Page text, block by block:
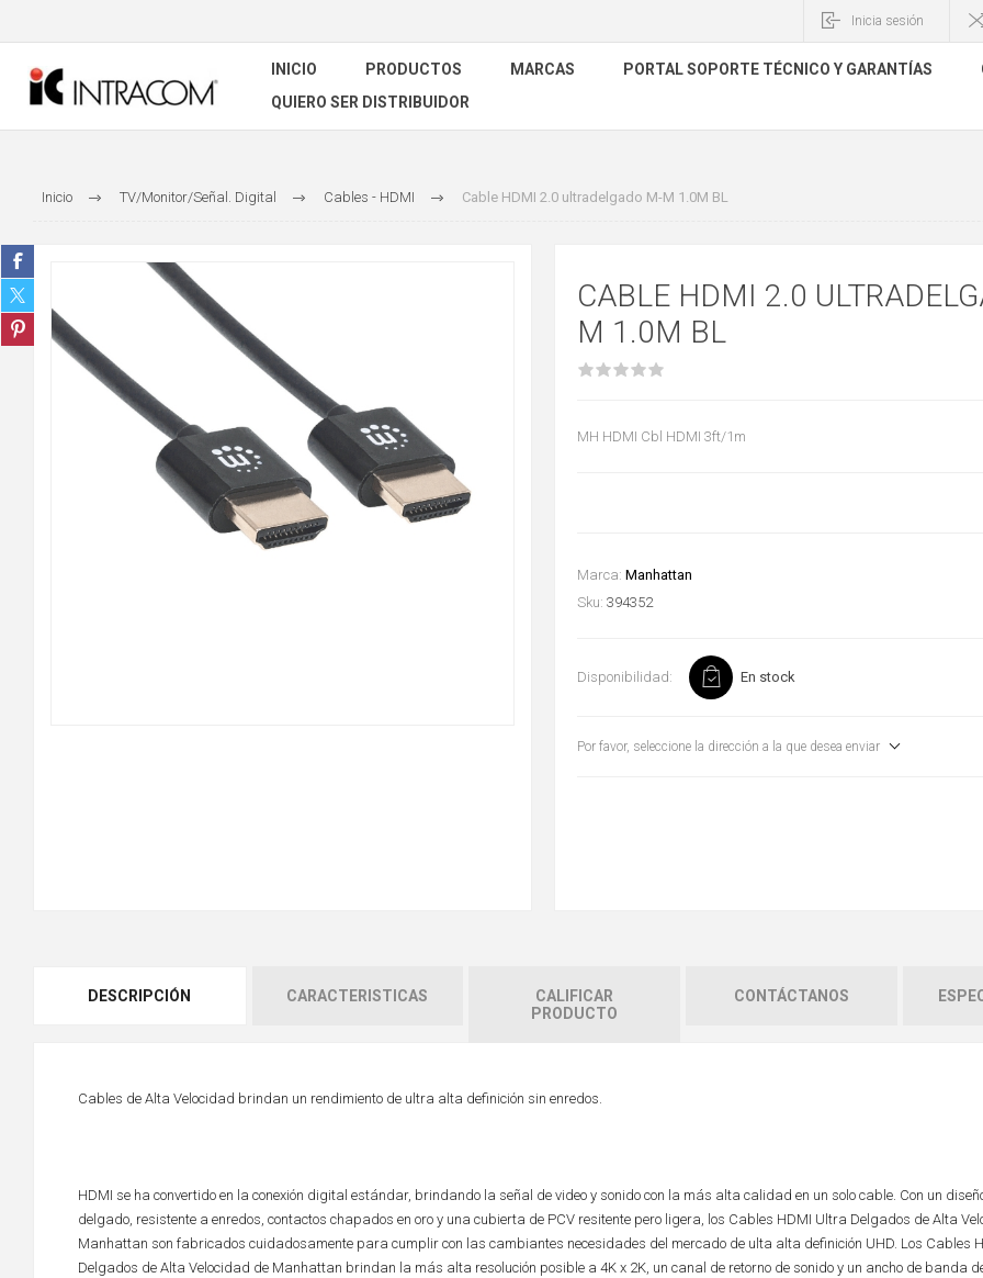
Inicia sesión
INICIO PRODUCTOS MARCAS PORTAL SOPORTE TÉCNICO Y GARANTÍAS
QUIERO SER DISTRIBUIDOR
Inicio TV/Monitor/Señal. Digital Cables - HDMI Cable HDMI 2.0 ultradelgado M-M 1.0M BL
CABLE HDMI 2.0
M 1.0M BL
MH HDMI Cbl HDMI 3ft/1m
Marca: Manhattan
Sku: 394352
Disponibilidad: En stock
Por favor, seleccione la dirección a la que desea enviar
DESCRIPCIÓN CARACTERISTICAS
CALIFICAR
PRODUCTO
CONTÁCTANOS
Cables de Alta Velocidad brindan un rendimiento de ultra alta definición sin enredos.
HDMI se ha convertido en la conexión digital estándar, brindando la señal de video y sonido con la más alta calidad en un solo cable. Con un
delgado, resistente a enredos, contactos chapados en oro y una cubierta de PCV resitente pero ligera, los Cables HDMI Ultra Delgados de Alta
Manhattan son fabricados cuidadosamente para cumplir con las cambiantes necesidades del mercado de ulta alta definición UHD. Los Cables
Delgados de Alta Velocidad de Manhattan brindan la más alta resolución posible a 4K x 2K, un canal de retorno de sonido y un ancho de banda